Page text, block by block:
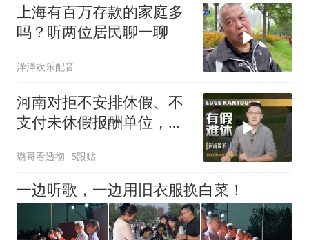
上海有百万存款的家庭多
吗？听两位居民聊一聊
洋洋欢乐配音
河南对拒不安排休假、不
支付未休假报酬单位，快
璐哥看透彻 5跟贴
一边听歌，一边用旧衣服换白菜！